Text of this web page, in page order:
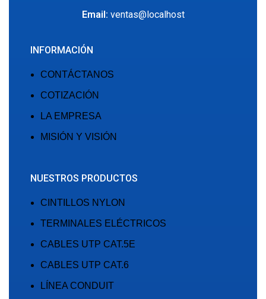
Email: ventas@localhost
INFORMACIÓN
CONTÁCTANOS
COTIZACIÓN
LA EMPRESA
MISIÓN Y VISIÓN
NUESTROS PRODUCTOS
CINTILLOS NYLON
TERMINALES ELÉCTRICOS
CABLES UTP CAT.5E
CABLES UTP CAT.6
LÍNEA CONDUIT